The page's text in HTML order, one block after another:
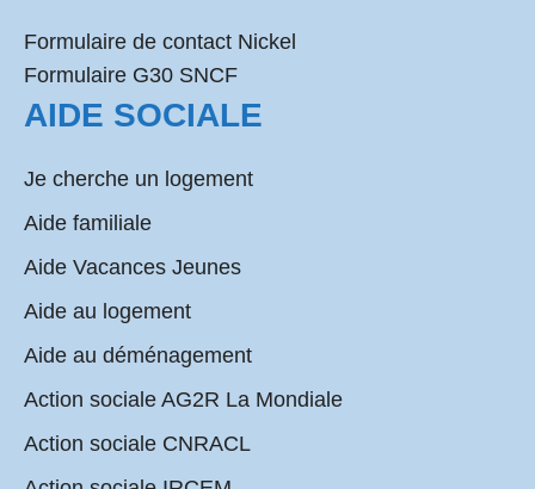
Formulaire de contact Nickel
Formulaire G30 SNCF
AIDE SOCIALE
Je cherche un logement
Aide familiale
Aide Vacances Jeunes
Aide au logement
Aide au déménagement
Action sociale AG2R La Mondiale
Action sociale CNRACL